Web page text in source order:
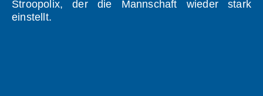
Stroopolix, der die Mannschaft wieder stark
einstellt.